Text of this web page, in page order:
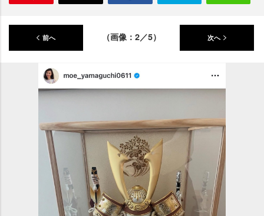
前へ （画像：2／5） 次へ